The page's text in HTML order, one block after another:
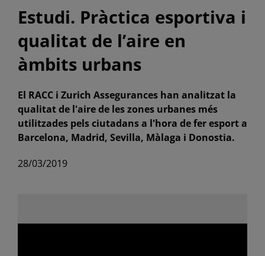
Estudi. Pràctica esportiva i
qualitat de l’aire en
àmbits urbans
El RACC i Zurich Assegurances han analitzat la
qualitat de l'aire de les zones urbanes més
utilitzades pels ciutadans a l'hora de fer esport a
Barcelona, Madrid, Sevilla, Màlaga i Donostia.
28/03/2019